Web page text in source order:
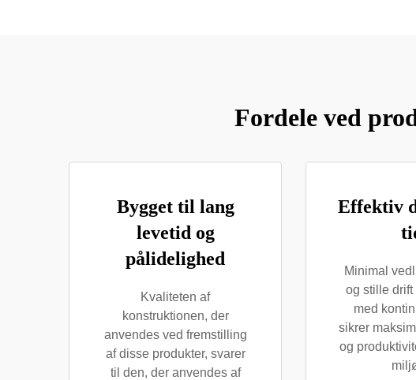
Fordele ved
Bygget til lang
levetid og
pålidelighed
Kvaliteten af
konstruktionen, der
anvendes ved fremstilling
af disse produkter, svarer
til den, der anvendes af
Effektiv
Minimal
og stille
med
sikrer
og